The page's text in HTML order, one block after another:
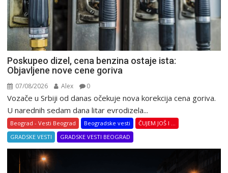
Poskupeo dizel, cena benzina ostaje ista:
Objavljene nove cene goriva
07/08/2026 Alex 0
Vozače u Srbiji od danas očekuje nova korekcija cena goriva.
U narednih sedam dana litar evrodizela...
Beograd - Vesti Beograd Beogradske vesti
ČUJEM JOŠ I ...
GRADSKE VESTI
GRADSKE VESTI BEOGRAD